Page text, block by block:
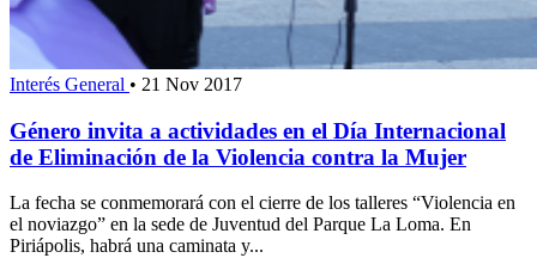
Interés General • 21 Nov 2017
Género invita a actividades en el Día Internacional
de Eliminación de la Violencia contra la Mujer
La fecha se conmemorará con el cierre de los talleres “Violencia en
el noviazgo” en la sede de Juventud del Parque La Loma. En
Piriápolis, habrá una caminata y...